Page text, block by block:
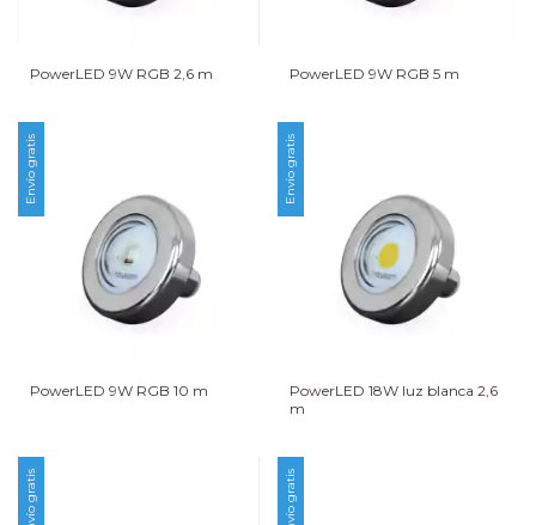
PowerLED 9W RGB 2,6 m PowerLED 9W RGB 5 m
Envío gratis
PowerLED 9W RGB 10 m
Envío gratis
PowerLED 18W luz blanca 2,6
m
Envío gratis Envío gratis